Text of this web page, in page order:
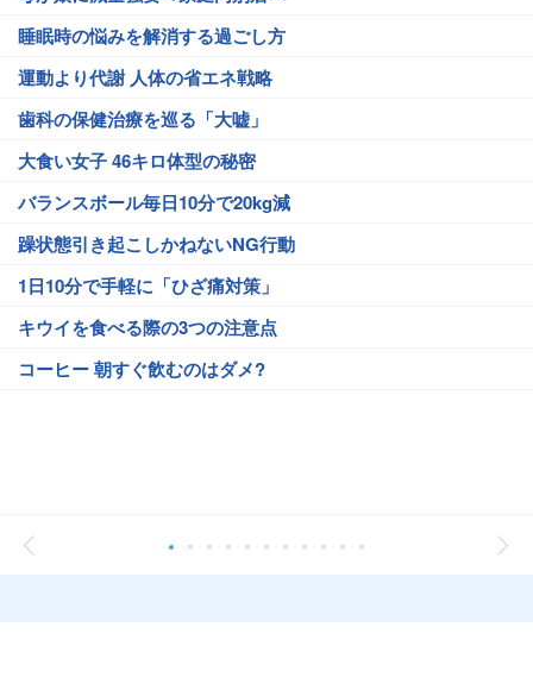
睡眠時の悩みを解消する過ごし方
運動より代謝 人体の省エネ戦略
歯科の保健治療を巡る「大嘘」
大食い女子 46キロ体型の秘密
バランスボール毎日10分で20kg減
躁状態引き起こしかねないNG行動
1日10分で手軽に「ひざ痛対策」
キウイを食べる際の3つの注意点
コーヒー 朝すぐ飲むのはダメ?